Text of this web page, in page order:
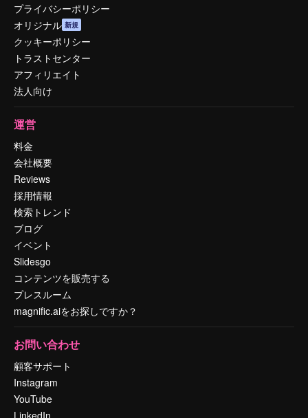
プライバシーポリシー
オリジナル 新規
クッキーポリシー
トラストセンター
アフィリエイト
法人向け
運営
料金
会社概要
Reviews
採用情報
検索トレンド
ブログ
イベント
Slidesgo
コンテンツを販売する
プレスルーム
magnific.aiをお探しですか？
お問い合わせ
顧客サポート
Instagram
YouTube
LinkedIn